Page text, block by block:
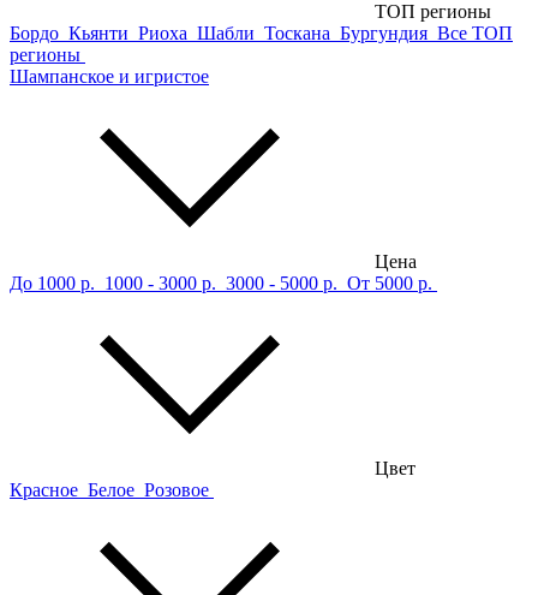
ТОП регионы
Бордо Кьянти Риоха Шабли Тоскана Бургундия Все ТОП
регионы
Шампанское и игристое
Цена
До 1000 р. 1000 - 3000 р. 3000 - 5000 р. От 5000 р.
Цвет
Красное Белое Розовое